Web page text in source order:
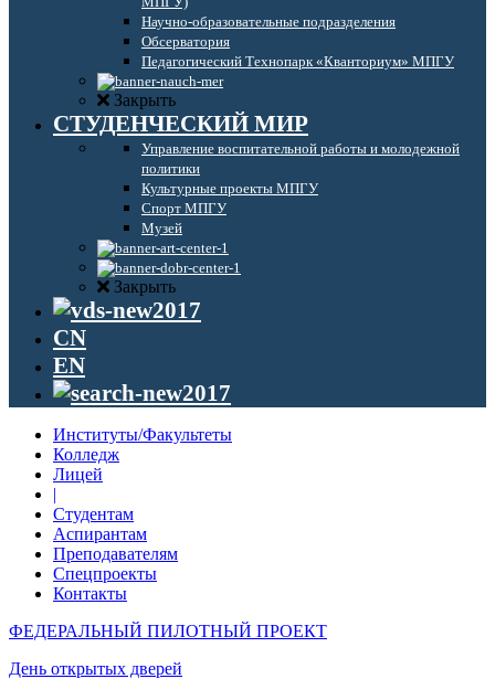
Научно-образовательные подразделения
Обсерватория
Педагогический Технопарк «Кванториум» МПГУ
Закрыть
СТУДЕНЧЕСКИЙ МИР
Управление воспитательной работы и молодежной
политики
Культурные проекты МПГУ
Спорт МПГУ
Музей
Закрыть
CN
EN
Институты/Факультеты
Колледж
Лицей
|
Студентам
Аспирантам
Преподавателям
Спецпроекты
Контакты
ФЕДЕРАЛЬНЫЙ ПИЛОТНЫЙ ПРОЕКТ
День открытых дверей